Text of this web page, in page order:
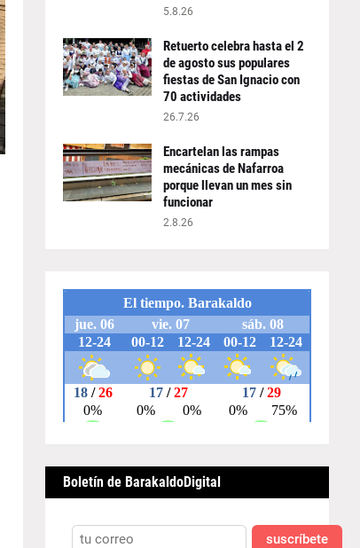
5.8.26
Retuerto celebra hasta el 2
de agosto sus populares
fiestas de San Ignacio con
70 actividades
26.7.26
Encartelan las rampas
mecánicas de Nafarroa
porque llevan un mes sin
funcionar
2.8.26
Boletín de BarakaldoDigital
suscríbete